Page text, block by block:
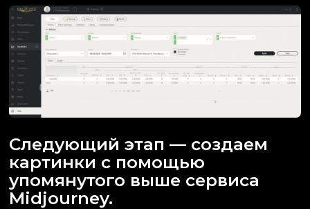
Следующий этап — создаем
картинки с помощью
упомянутого выше сервиса
Midjourney.